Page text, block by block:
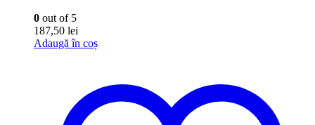
0 out of 5
187,50 lei
Adaugă în coș